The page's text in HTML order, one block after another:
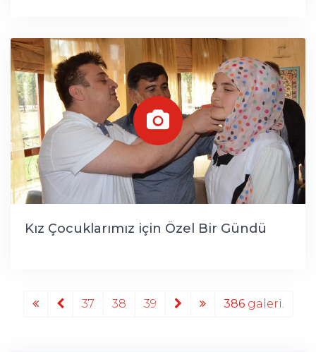
Kız Çocuklarımız için Özel Bir Gündü
37 38 39 386galeri.